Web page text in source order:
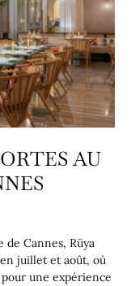
AU
de Cannes, Rüya
juillet et août, où
une expérience